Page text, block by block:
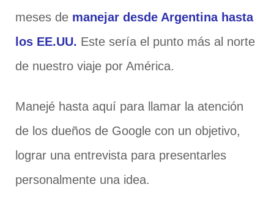
meses de manejar desde Argentina hasta
los EE.UU. Este sería el punto más al norte
de nuestro viaje por América.
Manejé hasta aquí para llamar la atención
de los dueños de Google con un objetivo,
lograr una entrevista para presentarles
personalmente una idea.